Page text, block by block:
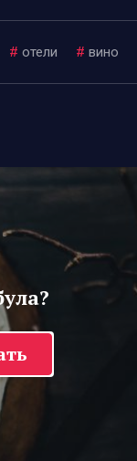
# отели # вино